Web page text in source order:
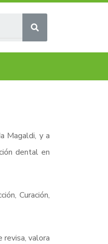
Magaldi, y a
dental en
Curación,
revisa, valora